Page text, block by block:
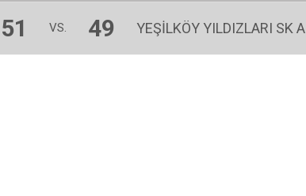
51 VS. 49 YEŞİLKÖY YILDIZLARI SK A